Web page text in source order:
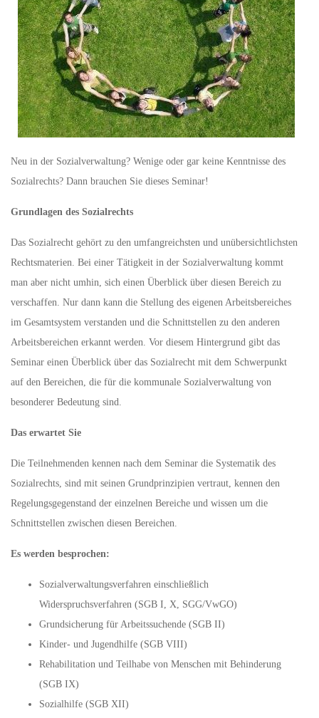
Neu in der Sozialverwaltung? Wenige oder gar keine Kenntnisse des
Sozialrechts? Dann brauchen Sie dieses Seminar!
Grundlagen des Sozialrechts
Das Sozialrecht gehört zu den umfangreichsten und unübersichtlichsten
Rechtsmaterien. Bei einer Tätigkeit in der Sozialverwaltung kommt
man aber nicht umhin, sich einen Überblick über diesen Bereich zu
verschaffen. Nur dann kann die Stellung des eigenen Arbeitsbereiches
im Gesamtsystem verstanden und die Schnittstellen zu den anderen
Arbeitsbereichen erkannt werden. Vor diesem Hintergrund gibt das
Seminar einen Überblick über das Sozialrecht mit dem Schwerpunkt
auf den Bereichen, die für die kommunale Sozialverwaltung von
besonderer Bedeutung sind.
Das erwartet Sie
Die Teilnehmenden kennen nach dem Seminar die Systematik des
Sozialrechts, sind mit seinen Grundprinzipien vertraut, kennen den
Regelungsgegenstand der einzelnen Bereiche und wissen um die
Schnittstellen zwischen diesen Bereichen.
Es werden besprochen:
Sozialverwaltungsverfahren einschließlich
Widerspruchsverfahren (SGB I, X, SGG/VwGO)
Grundsicherung für Arbeitssuchende (SGB II)
Kinder- und Jugendhilfe (SGB VIII)
Rehabilitation und Teilhabe von Menschen mit Behinderung
(SGB IX)
Sozialhilfe (SGB XII)